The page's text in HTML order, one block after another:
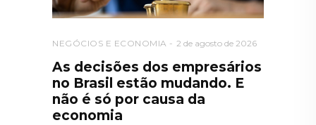
NEGÓCIOS E ECONOMIA 2 de agosto de 2026
As decisões dos empresários
no Brasil estão mudando. E
não é só por causa da
economia